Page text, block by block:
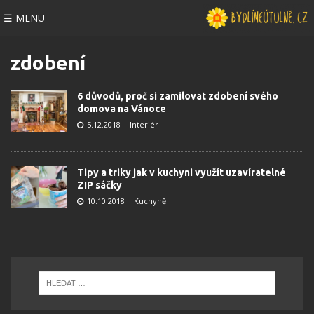
☰ MENU
zdobení
6 důvodů, proč si zamilovat zdobení svého
domova na Vánoce
5.12.2018 Interiér
Tipy a triky jak v kuchyni využít uzavíratelné
ZIP sáčky
10.10.2018 Kuchyně